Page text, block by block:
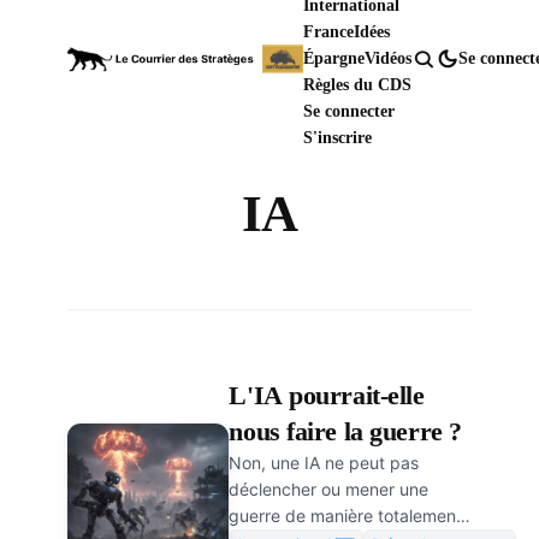
International
FranceIdées
ÉpargneVidéos
Règles du CDS
Se connecter
S'inscrire
Se
IA
L'IA pourrait-elle
nous faire la guerre ?
Non, une IA ne peut pas
déclencher ou mener une
guerre de manière totalement